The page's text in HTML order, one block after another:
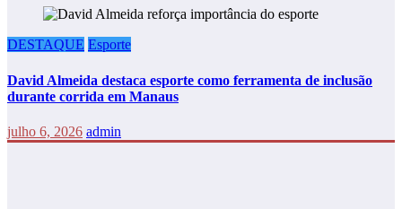
DESTAQUE Esporte
David Almeida destaca esporte como ferramenta de inclusão
durante corrida em Manaus
julho 6, 2026 admin